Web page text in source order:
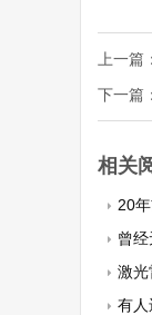
上一篇：
下一篇：
相关
20
曾
激光
有人